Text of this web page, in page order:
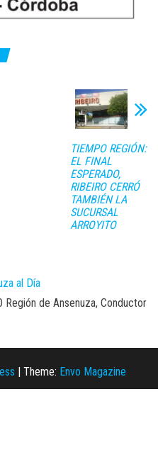
TIEMPO REGIÓN:
EL FINAL
ESPERADO,
RIBEIRO CERRÓ
TAMBIÉN LA
SUCURSAL
ARROYITO
al Día
de Ansenuza, Conductor
| Theme: Envo Magazine